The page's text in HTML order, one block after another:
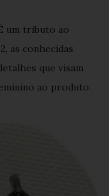
um tributo ao
as conhecidas
que visam
ao produto.